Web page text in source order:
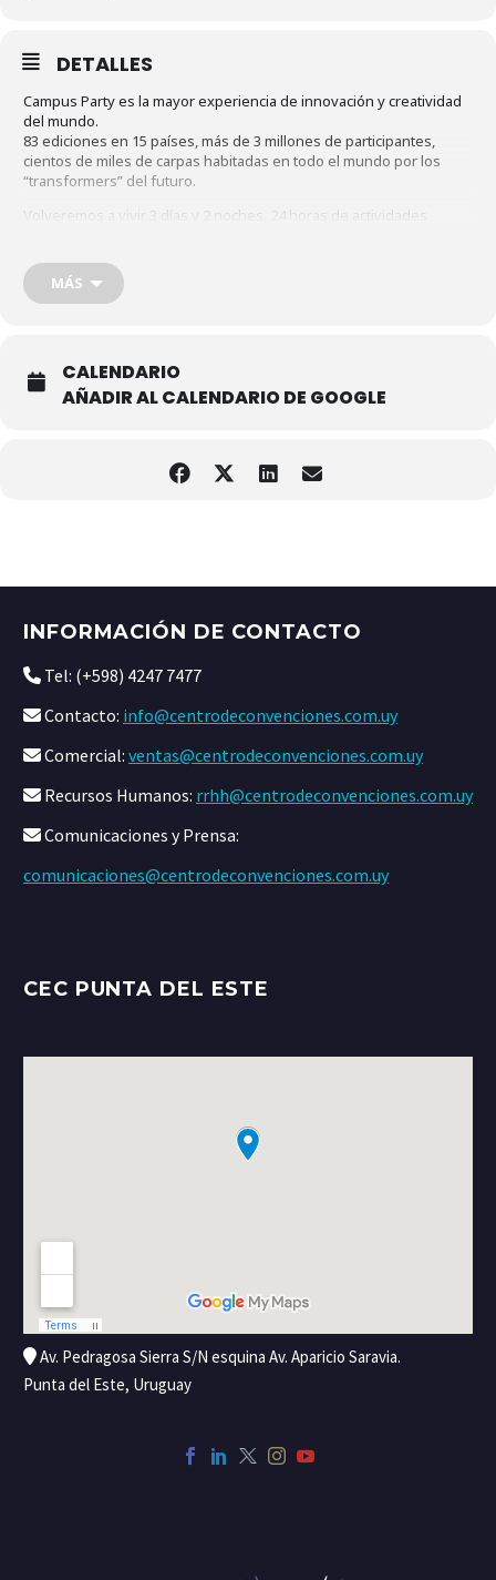
DETALLES
Campus Party es la mayor experiencia de innovación y creatividad
del mundo.
83 ediciones en 15 países, más de 3 millones de participantes,
cientos de miles de carpas habitadas en todo el mundo por los
“transformers” del futuro.
Volveremos a vivir 3 días y 2 noches, 24 horas de actividades
futuro utilizando la tecnología como herramienta para cambiar el
mundo, de forma consciente y responsable.
Compra aquí tu entrada:
https://tickets.inzone.io/Events/campuspartyuy2022/Tickets
MÁS
CALENDARIO
AÑADIR AL CALENDARIO DE GOOGLE
INFORMACIÓN DE CONTACTO
Tel: (+598) 4247 7477
Contacto: info@centrodeconvenciones.com.uy
Comercial: ventas@centrodeconvenciones.com.uy
Recursos Humanos: rrhh@centrodeconvenciones.com.uy
Comunicaciones y Prensa:
comunicaciones@centrodeconvenciones.com.uy
CEC PUNTA DEL ESTE
Av. Pedragosa Sierra S/N esquina Av. Aparicio Saravia.
Punta del Este, Uruguay